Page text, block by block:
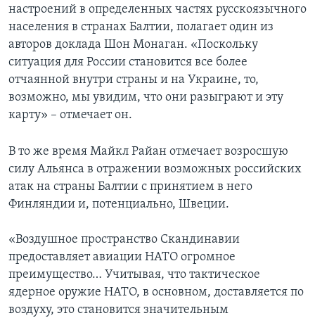
настроений в определенных частях русскоязычного
населения в странах Балтии, полагает один из
авторов доклада Шон Монаган. «Поскольку
ситуация для России становится все более
отчаянной внутри страны и на Украине, то,
возможно, мы увидим, что они разыграют и эту
карту» – отмечает он.
В то же время Майкл Райан отмечает возросшую
силу Альянса в отражении возможных российских
атак на страны Балтии с принятием в него
Финляндии и, потенциально, Швеции.
«Воздушное пространство Скандинавии
предоставляет авиации НАТО огромное
преимущество… Учитывая, что тактическое
ядерное оружие НАТО, в основном, доставляется по
воздуху, это становится значительным